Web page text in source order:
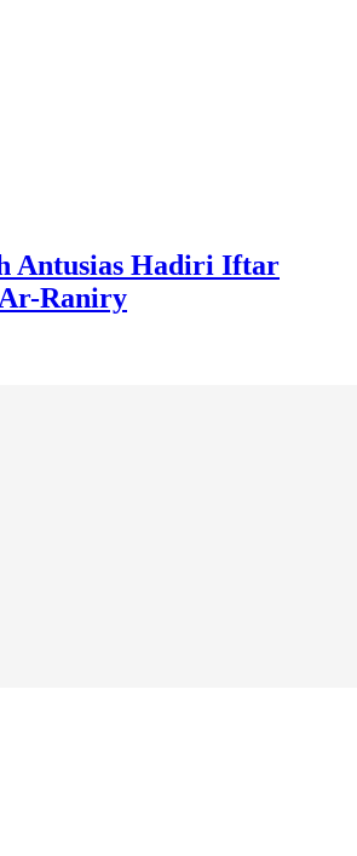
Antusias Hadiri Iftar
Raniry